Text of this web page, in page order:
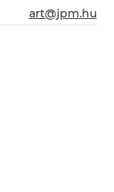
art@jpm.hu